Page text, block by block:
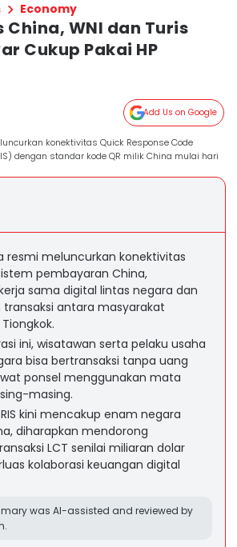
Economy
China, WNI dan Turis
Cukup Pakai HP
Add Us on Google
konektivitas Quick Response Code
dengan standar kode QR milik China mulai hari
resmi meluncurkan konektivitas
pembayaran China,
sama digital lintas negara dan
antara masyarakat
ini, wisatawan serta pelaku usaha
bisa bertransaksi tanpa uang
ponsel menggunakan mata
masing.
kini mencakup enam negara
diharapkan mendorong
LCT senilai miliaran dolar
kolaborasi keuangan digital
was AI-assisted and reviewed by